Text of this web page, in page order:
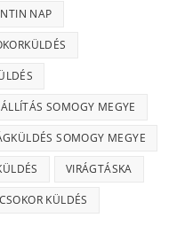
NAP
SOMOGY MEGYE
SOMOGY MEGYE
VIRÁGTÁSKA
KÜLDÉS